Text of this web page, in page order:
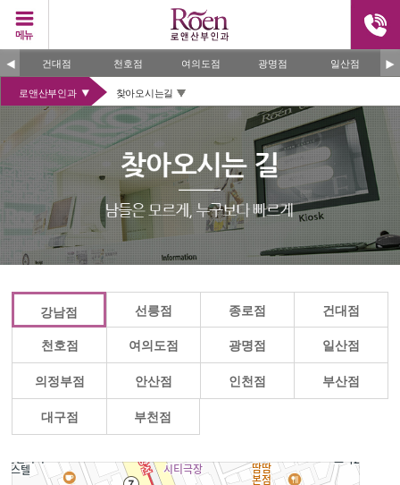
건대점 천호점 여의도점 광명점 일산점
로앤산부인과 찾아오시는길
강남점 선릉점 종로점 건대점
천호점 여의도점 광명점 일산점
의정부점 안산점 인천점 부산점
대구점 부천점